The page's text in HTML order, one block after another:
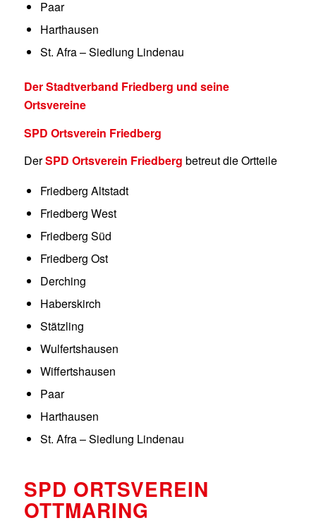
Paar
Harthausen
St. Afra – Siedlung Lindenau
Der Stadtverband Friedberg und seine
Ortsvereine
SPD Ortsverein Friedberg
DerSPD Ortsverein Friedberg betreut die Ortteile
Friedberg Altstadt
Friedberg West
Friedberg Süd
Friedberg Ost
Derching
Haberskirch
Stätzling
Wulfertshausen
Wiffertshausen
Paar
Harthausen
St. Afra – Siedlung Lindenau
SPD ORTSVEREIN
OTTMARING